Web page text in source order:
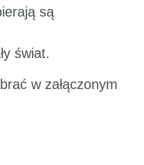
są
świat.
w załączonym